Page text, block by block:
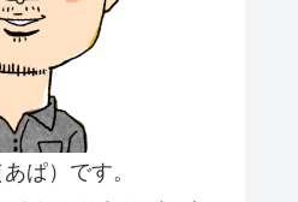
ぱ）です。